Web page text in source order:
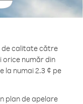
de calitate către
orice număr din
la numai 2.3 ¢ pe
plan de apelare